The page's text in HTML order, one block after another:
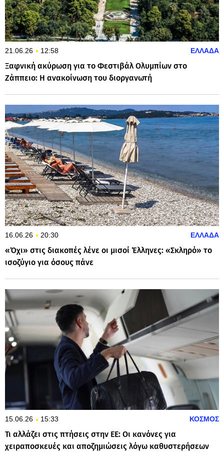
21.06.26 12:58 ΕΛΛΑΔΑ
Ξαφνική ακύρωση για το Φεστιβάλ Ολυμπίων στο
Ζάππειο: Η ανακοίνωση του διοργανωτή
16.06.26 20:30 ΕΛΛΑΔΑ
«Όχι» στις διακοπές λένε οι μισοί Έλληνες: «Σκληρό» το
ισοζύγιο για όσους πάνε
15.06.26 15:33 ΚΟΣΜΟΣ
Τι αλλάζει στις πτήσεις στην ΕΕ: Οι κανόνες για
χειραποσκευές και αποζημιώσεις λόγω καθυστερήσεων